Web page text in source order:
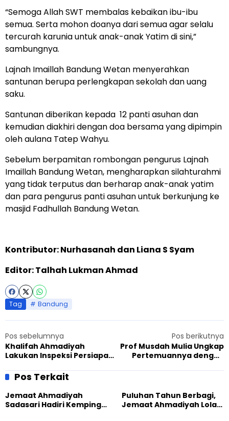
“Semoga Allah SWT membalas kebaikan ibu-ibu
semua. Serta mohon doanya dari semua agar selalu
tercurah karunia untuk anak-anak Yatim di sini,”
sambungnya.
Lajnah Imaillah Bandung Wetan menyerahkan
santunan berupa perlengkapan sekolah dan uang
saku.
Santunan diberikan kepada 12 panti asuhan dan
kemudian diakhiri dengan doa bersama yang dipimpin
oleh aulana Tatep Wahyu.
Sebelum berpamitan rombongan pengurus Lajnah
Imaillah Bandung Wetan, mengharapkan silahturahmi
yang tidak terputus dan berharap anak-anak yatim
dan para pengurus panti asuhan untuk berkunjung ke
masjid Fadhullah Bandung Wetan.
Kontributor: Nurhasanah dan Liana S Syam
Editor: Talhah Lukman Ahmad
Tag Bandung
Pos sebelumnya
Khalifah Ahmadiyah
Lakukan Inspeksi Persiapan
Pos berikutnya
Prof Musdah Mulia Ungkap
Pertemuannya dengan
Tahun Lalu
Pos Terkait
Jemaat Ahmadiyah
Sadasari Hadiri Kemping
Puluhan Tahun Berbagi,
Jemaat Ahmadiyah Lolak